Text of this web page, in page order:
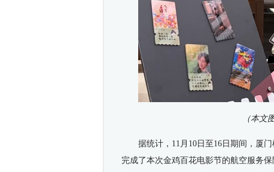
（本文
据统计，11月10日至16日期间， 厦门
完成了本次金鸡百花电影节的航空服务保